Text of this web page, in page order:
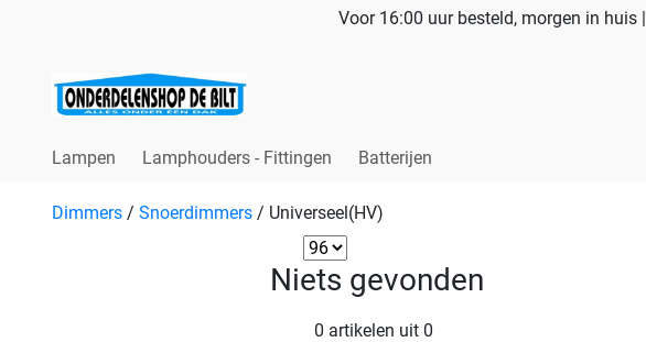
Voor 16:00 uur besteld, morgen in huis |
Lampen Lamphouders - Fittingen Batterijen
Dimmers / Snoerdimmers / Universeel(HV)
Niets gevonden
0 artikelen uit 0